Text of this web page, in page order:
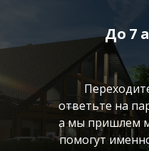
ответьте на
а мы пришлем
помогут
7
До